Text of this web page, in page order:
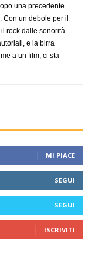
una precedente
Con un debole per il
rock dalle sonorità
e la birra
a un film, ci sta
MI PIACE
SEGUI
SEGUI
ISCRIVITI